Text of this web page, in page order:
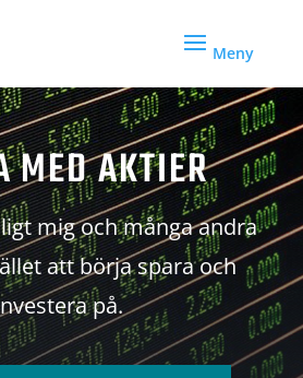
MED AKTIER
mig och många andra
att börja spara och
på.